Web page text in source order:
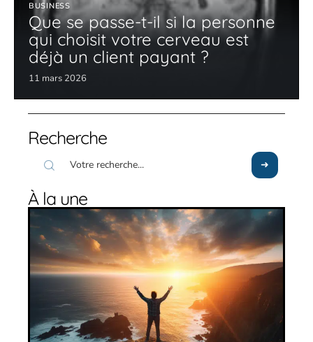
BUSINESS
Que se passe-t-il si la personne
qui choisit votre cerveau est
déjà un client payant ?
11 mars 2026
Recherche
À la une